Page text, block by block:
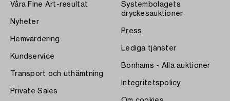
Våra Fine Art-resultat
Nyheter
Hemvärdering
Kundservice
Transport och uthämtning
Private Sales
Systembolagets
dryckesauktioner
Press
Lediga tjänster
Bonhams - Alla auktioner
Integritetspolicy